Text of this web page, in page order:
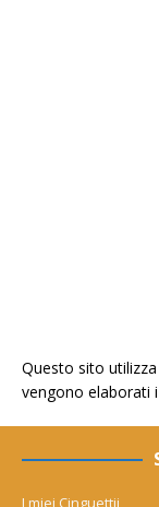
Questo sito
vengono elaborati
I miei Cinguettii